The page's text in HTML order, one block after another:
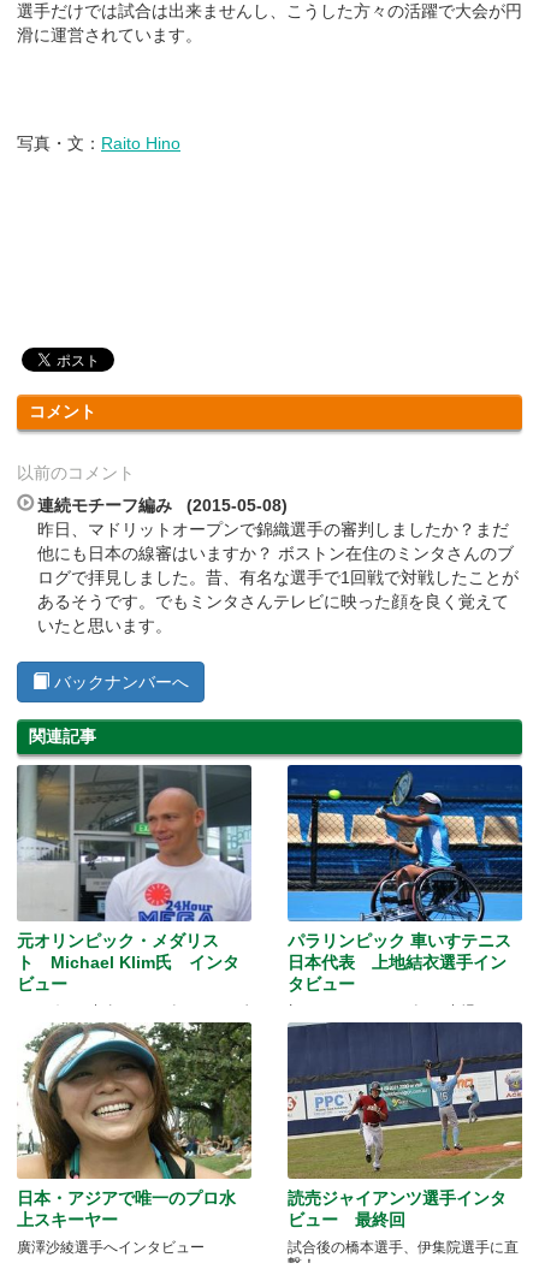
選手だけでは試合は出来ませんし、こうした方々の活躍で大会が円
滑に運営されています。
写真・文： Raito Hino
コメント
以前のコメント
連続モチーフ編み (2015-05-08)
昨日、マドリットオープンで錦織選手の審判しましたか？まだ
他にも日本の線審はいますか？ ボストン在住のミンタさんのブ
ログで拝見しました。昔、有名な選手で1回戦で対戦したことが
あるそうです。でもミンタさんテレビに映った顔を良く覚えて
いたと思います。
バックナンバーへ
関連記事
元オリンピック・メダリス
ト Michael Klim氏 インタ
ビュー
リストに突撃インタビュー！
パラリンピック 車いすテニス
日本代表 上地結衣選手イン
タビュー
日本・アジアで唯一のプロ水
上スキーヤー
廣澤沙綾選手へインタビュー
読売ジャイアンツ選手インタ
ビュー 最終回
試合後の橋本選手、伊集院選手に直
撃！